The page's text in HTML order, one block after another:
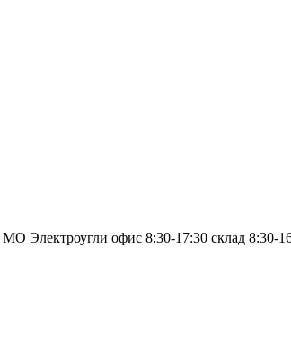
МO Электроугли офис 8:30-17:30 склад 8:30-